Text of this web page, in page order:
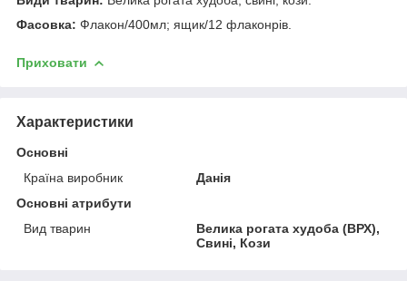
Фасовка: Флакон/400мл; ящик/12 флаконрів.
Приховати
Характеристики
Основні
Країна виробник
Данія
Основні атрибути
Вид тварин
Велика рогата худоба (ВРХ),
Свині, Кози